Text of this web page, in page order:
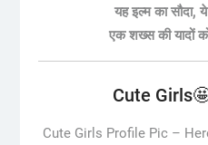
यह इल्म का सौदा,
एक शख्स की यादों
Cute
Cute Girls Profile Pic –